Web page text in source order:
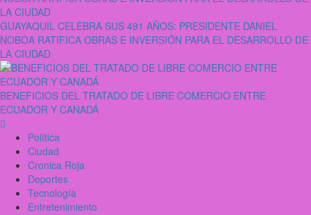
GUAYAQUIL CELEBRA SUS 491 AÑOS: PRESIDENTE DANIEL
NOBOA RATIFICA OBRAS E INVERSIÓN PARA EL DESARROLLO DE
LA CIUDAD
BENEFICIOS DEL TRATADO DE LIBRE COMERCIO ENTRE
ECUADOR Y CANADÁ
Política
Ciudad
Cronica Roja
Deportes
Tecnología
Entretenimiento